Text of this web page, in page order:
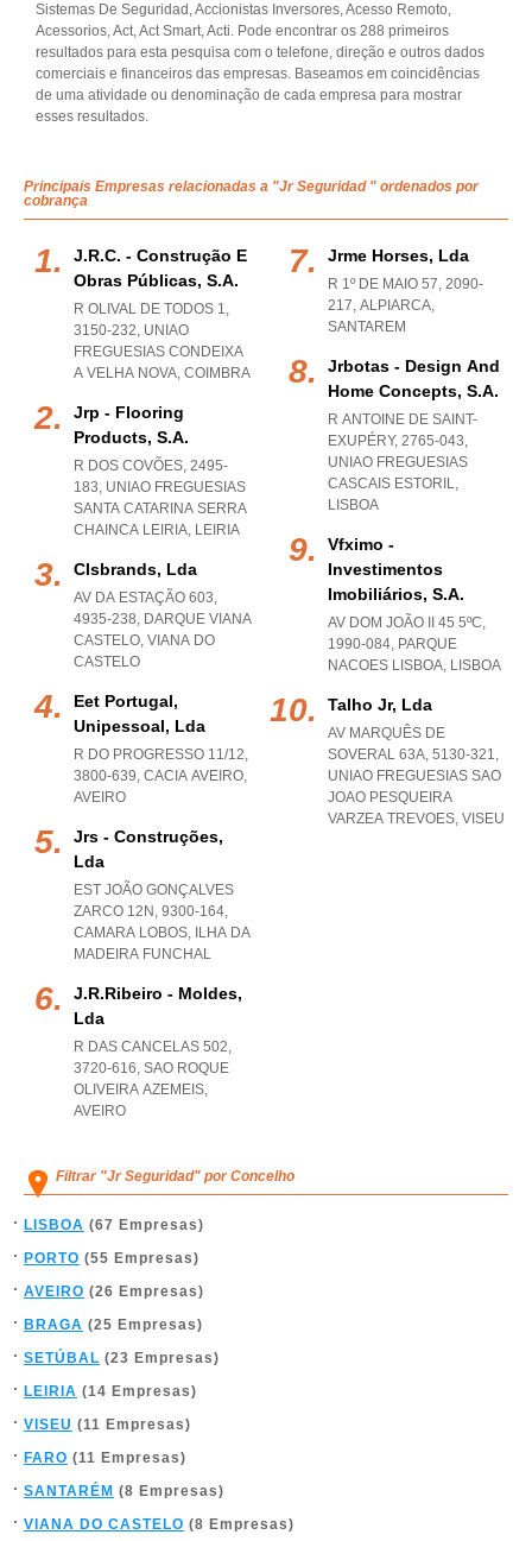
Sistemas De Seguridad, Accionistas Inversores, Acesso Remoto,
Acessorios, Act, Act Smart, Acti. Pode encontrar os 288 primeiros
resultados para esta pesquisa com o telefone, direção e outros dados
comerciais e financeiros das empresas. Baseamos em coincidências
de uma atividade ou denominação de cada empresa para mostrar
esses resultados.
Principais Empresas relacionadas a "Jr Seguridad " ordenados por
cobrança
J.r.c. - Construção E
Obras Públicas, S.a.
R OLIVAL DE TODOS 1,
3150-232, UNIAO
FREGUESIAS CONDEIXA
A VELHA NOVA, COIMBRA
Jrp - Flooring
Products, S.a.
R DOS COVÕES, 2495-
183, UNIAO FREGUESIAS
SANTA CATARINA SERRA
CHAINCA LEIRIA, LEIRIA
Clsbrands, Lda
AV DA ESTAÇÃO 603,
4935-238, DARQUE VIANA
CASTELO, VIANA DO
CASTELO
Eet Portugal,
Unipessoal, Lda
R DO PROGRESSO 11/12,
3800-639, CACIA AVEIRO,
AVEIRO
Jrs - Construções,
Lda
EST JOÃO GONÇALVES
ZARCO 12N, 9300-164,
CAMARA LOBOS, ILHA DA
MADEIRA FUNCHAL
J.r.ribeiro - Moldes,
Lda
R DAS CANCELAS 502,
3720-616, SAO ROQUE
OLIVEIRA AZEMEIS,
AVEIRO
Jrme Horses, Lda
R 1º DE MAIO 57, 2090-
217, ALPIARCA,
SANTAREM
Jrbotas - Design And
Home Concepts, S.a.
R ANTOINE DE SAINT-
EXUPÉRY, 2765-043,
UNIAO FREGUESIAS
CASCAIS ESTORIL,
LISBOA
Vfximo -
Investimentos
Imobiliários, S.a.
AV DOM JOÃO II 45 5ºC,
1990-084, PARQUE
NACOES LISBOA, LISBOA
Talho Jr, Lda
AV MARQUÊS DE
SOVERAL 63A, 5130-321,
UNIAO FREGUESIAS SAO
JOAO PESQUEIRA
VARZEA TREVOES, VISEU
Filtrar "Jr Seguridad" por Concelho
LISBOA (67 Empresas)
PORTO (55 Empresas)
AVEIRO (26 Empresas)
BRAGA (25 Empresas)
SETÚBAL (23 Empresas)
LEIRIA (14 Empresas)
VISEU (11 Empresas)
FARO (11 Empresas)
SANTARÉM (8 Empresas)
VIANA DO CASTELO (8 Empresas)